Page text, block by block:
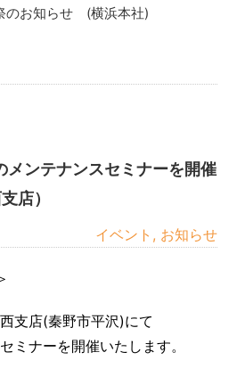
のお知らせ (横浜本社)
ンテナンスセミナーを開催
店）
イベント, お知らせ
支店(秦野市平沢)にて
ミナーを開催いたします。